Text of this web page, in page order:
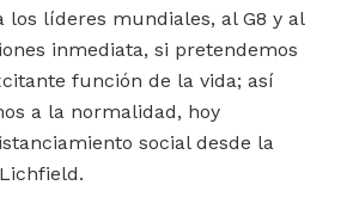
los líderes mundiales, al G8 y al
inmediata, si pretendemos
función de la vida; así
a la normalidad, hoy
social desde la